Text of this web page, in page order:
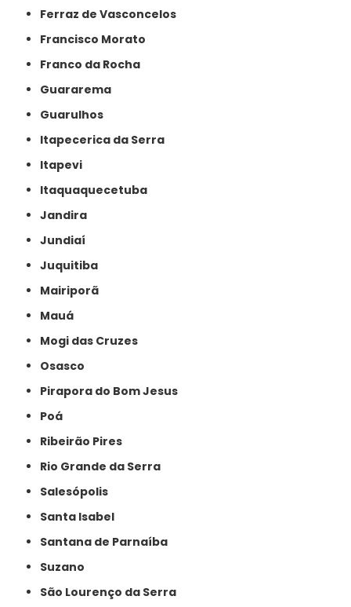
Ferraz de Vasconcelos
Francisco Morato
Franco da Rocha
Guararema
Guarulhos
Itapecerica da Serra
Itapevi
Itaquaquecetuba
Jandira
Jundiaí
Juquitiba
Mairiporã
Mauá
Mogi das Cruzes
Osasco
Pirapora do Bom Jesus
Poá
Ribeirão Pires
Rio Grande da Serra
Salesópolis
Santa Isabel
Santana de Parnaíba
Suzano
São Lourenço da Serra